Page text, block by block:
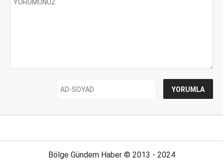
Bölge Gündem Haber © 2013 - 2024